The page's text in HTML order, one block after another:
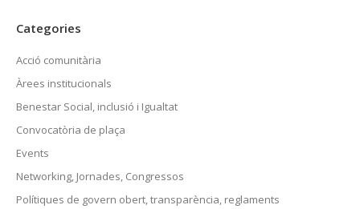
Categories
Acció comunitària
Àrees institucionals
Benestar Social, inclusió i Igualtat
Convocatòria de plaça
Events
Networking, Jornades, Congressos
Polítiques de govern obert, transparència, reglaments